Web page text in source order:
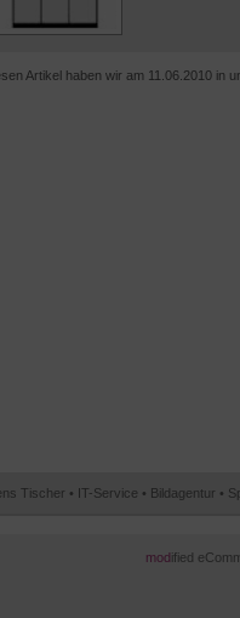
Artikel haben wir am 11.06.2010 in
Tischer • IT-Service • Bildagentur
modified